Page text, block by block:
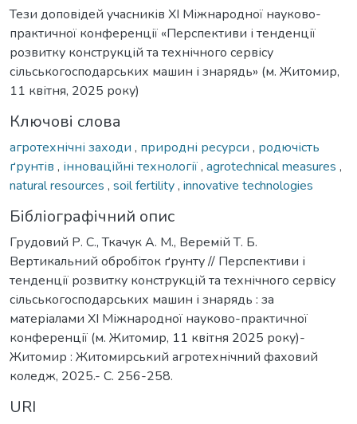
Тези доповідей учасників XI Міжнародної науково-
практичної конференції «Перспективи і тенденції
розвитку конструкцій та технічного сервісу
сільськогосподарських машин і знарядь» (м. Житомир,
11 квітня, 2025 року)
Ключові слова
агротехнічні заходи , природні ресурси , родючість
ґрунтів , інноваційні технології, agrotechnical measures ,
natural resources , soil fertility, innovative technologies
Бібліографічний опис
Грудовий Р. С., Ткачук А. М., Веремій Т. Б.
Вертикальний обробіток ґрунту // Перспективи і
тенденції розвитку конструкцій та технічного сервісу
сільськогосподарських машин і знарядь : за
матеріалами XI Міжнародної науково-практичної
конференції (м. Житомир, 11 квітня 2025 року)-
Житомир : Житомирський агротехнічний фаховий
коледж, 2025.- С. 256-258.
URI